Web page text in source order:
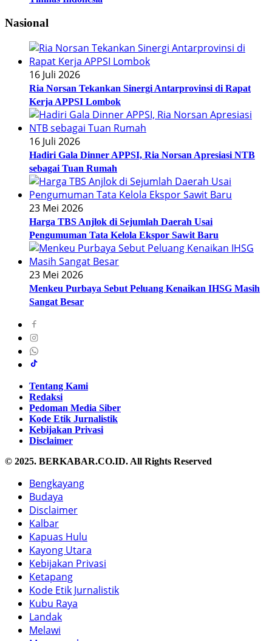
Nasional
16 Juli 2026
Ria Norsan Tekankan Sinergi Antarprovinsi di Rapat
Kerja APPSI Lombok
16 Juli 2026
Hadiri Gala Dinner APPSI, Ria Norsan Apresiasi NTB
sebagai Tuan Rumah
23 Mei 2026
Harga TBS Anjlok di Sejumlah Daerah Usai
Pengumuman Tata Kelola Ekspor Sawit Baru
23 Mei 2026
Menkeu Purbaya Sebut Peluang Kenaikan IHSG Masih
Sangat Besar
Tentang Kami
Redaksi
Pedoman Media Siber
Kode Etik Jurnalistik
Kebijakan Privasi
Disclaimer
© 2025. BERKABAR.CO.ID. All Rights Reserved
Bengkayang
Budaya
Disclaimer
Kalbar
Kapuas Hulu
Kayong Utara
Kebijakan Privasi
Ketapang
Kode Etik Jurnalistik
Kubu Raya
Landak
Melawi